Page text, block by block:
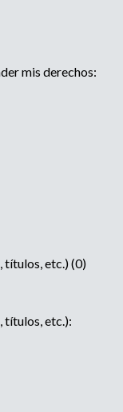
mis derechos:
títulos, etc.) (0)
títulos, etc.):